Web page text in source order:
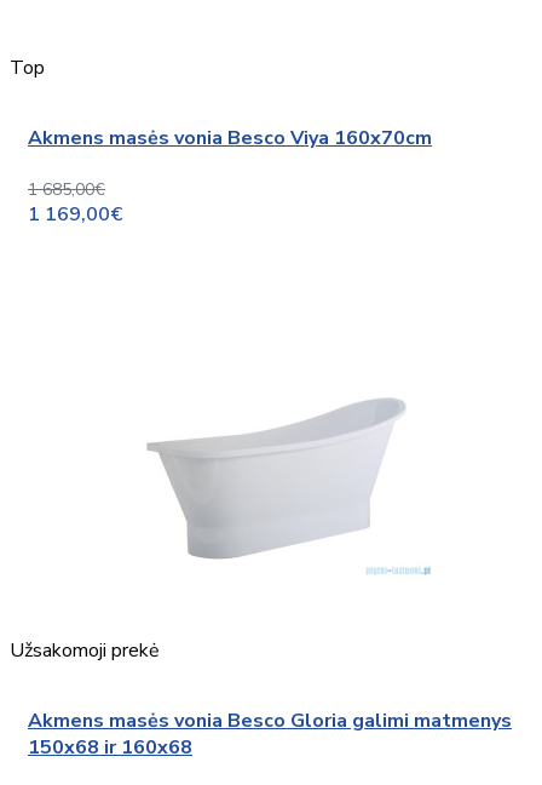
Top
Akmens masės vonia Besco Viya 160x70cm
1 685,00€
1 169,00€
Užsakomoji prekė
Akmens masės vonia Besco Gloria galimi matmenys
150x68 ir 160x68